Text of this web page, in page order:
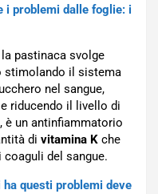
i problemi dalle foglie: i
pastinaca svolge
stimolando il sistema
nel sangue,
riducendo il livello di
è un antinfiammatorio
di vitamina K che
del sangue.
questi problemi deve